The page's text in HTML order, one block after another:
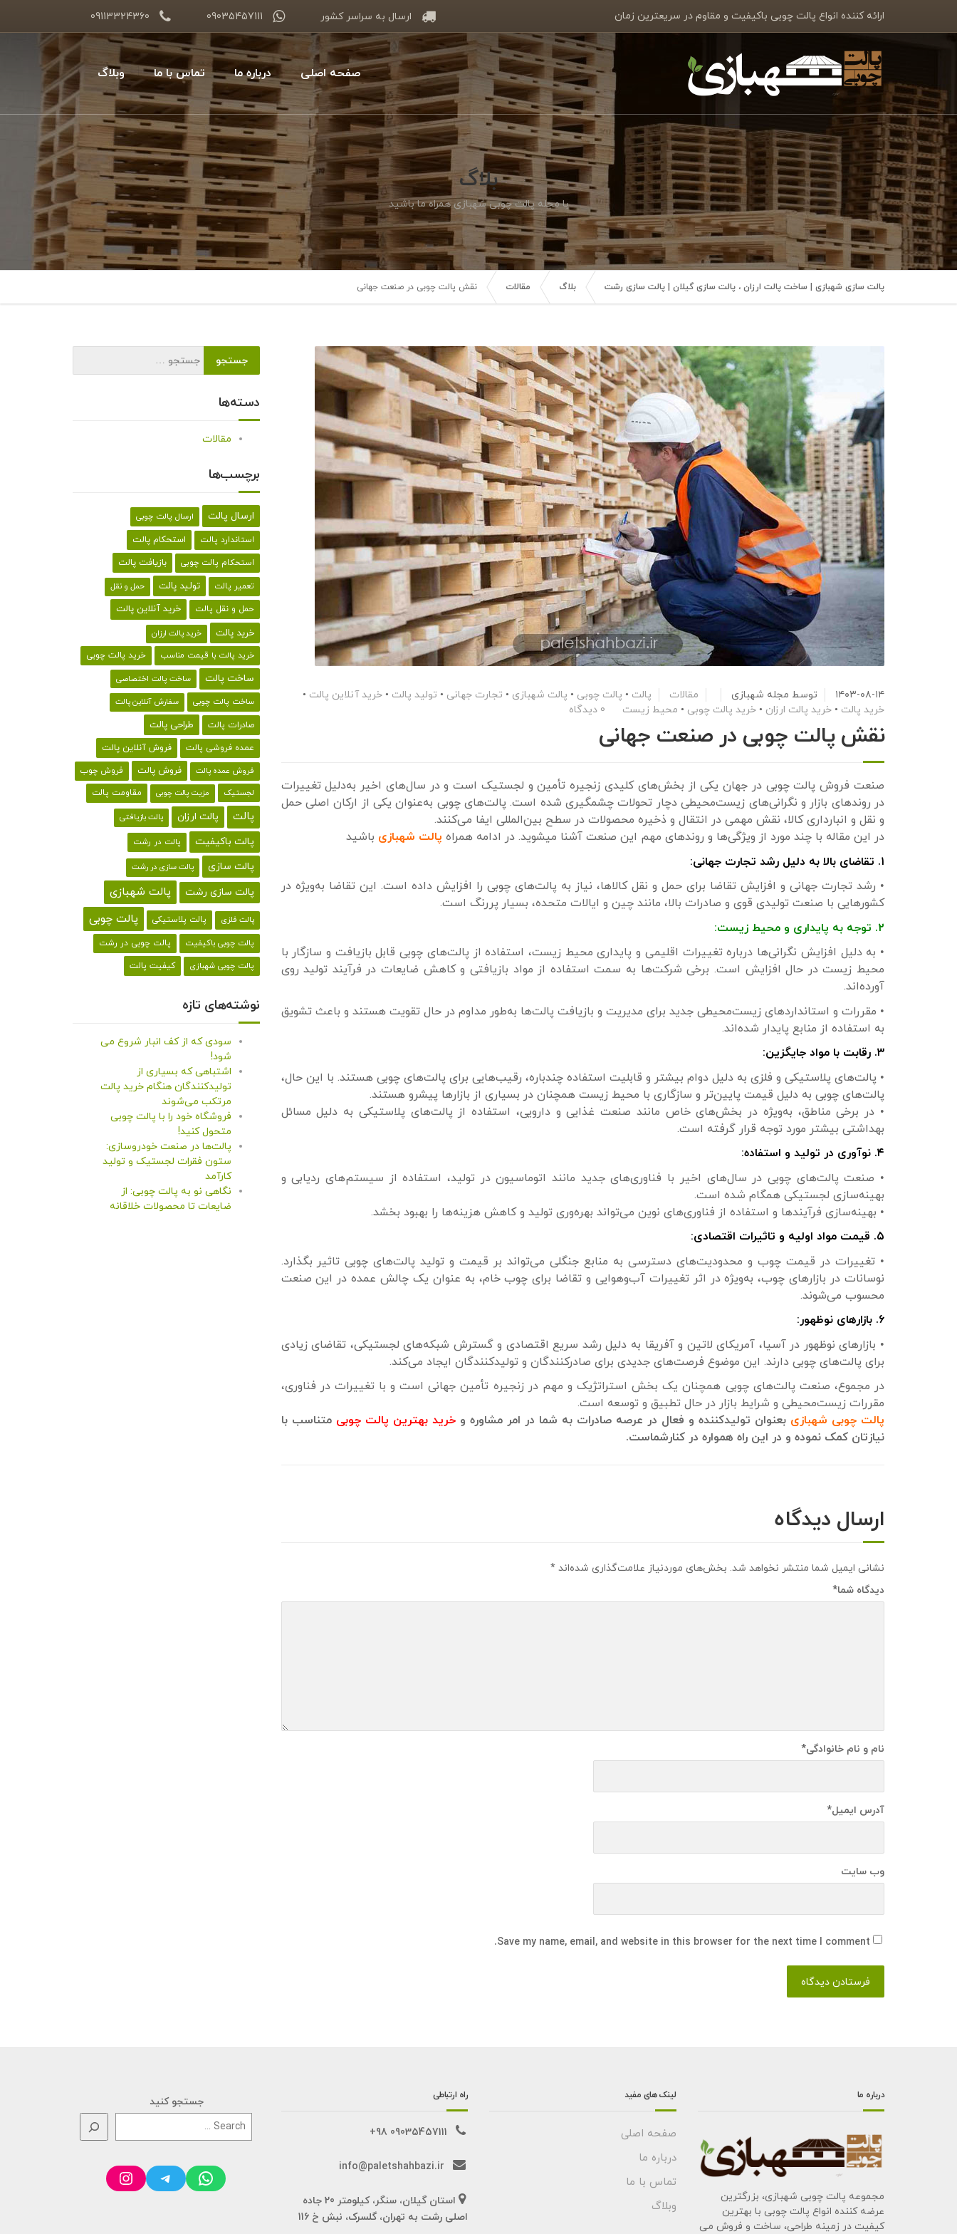
ارائه کننده انواع پالت چوبی باکیفیت و مقاوم در سریعترین زمان ارسال به سراسر کشور 09035457111
09113324360
صفحه اصلی درباره ما تماس با ما وبلاگ
بلاگ
با مجله پالت چوبی شهبازی همراه ما باشید
پالت سازی شهبازی | ساخت پالت ارزان ، پالت سازی گیلان | پالت سازی رشت بلاگ مقالات نقش پالت چوبی در صنعت جهانی
۱۴۰۳-۰۸-۱۴ توسط مجله شهبازی مقالات پالت • پالت چوبی • پالت شهبازی • تجارت جهانی • تولید پالت • خرید آنلاین پالت •
خرید پالت • خرید پالت ارزان • خرید پالت چوبی • محیط زیست 0 دیدگاه
نقش پالت چوبی در صنعت جهانی
صنعت فروش پالت چوبی در جهان یکی از بخش‌های کلیدی زنجیره تأمین و لجستیک است و در سال‌های اخیر به‌دلیل تغییرات
در روندهای بازار و نگرانی‌های زیست‌محیطی دچار تحولات چشمگیری شده است. پالت‌های چوبی به‌عنوان یکی از ارکان اصلی حمل
و نقل و انبارداری کالا، نقش مهمی در انتقال و ذخیره محصولات در سطح بین‌المللی ایفا می‌کنند.
در این مقاله با چند مورد از ویژگی‌ها و روندهای مهم این صنعت آشنا میشوید. در ادامه همراه پالت شهبازی باشید
۱. تقاضای بالا به دلیل رشد تجارت جهانی:
• رشد تجارت جهانی و افزایش تقاضا برای حمل و نقل کالاها، نیاز به پالت‌های چوبی را افزایش داده است. این تقاضا به‌ویژه در
کشورهایی با صنعت تولیدی قوی و صادرات بالا، مانند چین و ایالات متحده، بسیار پررنگ است.
۲. توجه به پایداری و محیط زیست:
• به دلیل افزایش نگرانی‌ها درباره تغییرات اقلیمی و پایداری محیط زیست، استفاده از پالت‌های چوبی قابل بازیافت و سازگار با
محیط زیست در حال افزایش است. برخی شرکت‌ها به سمت استفاده از مواد بازیافتی و کاهش ضایعات در فرآیند تولید روی
آورده‌اند.
• مقررات و استانداردهای زیست‌محیطی جدید برای مدیریت و بازیافت پالت‌ها به‌طور مداوم در حال تقویت هستند و باعث تشویق
به استفاده از منابع پایدار شده‌اند.
۳. رقابت با مواد جایگزین:
• پالت‌های پلاستیکی و فلزی به دلیل دوام بیشتر و قابلیت استفاده چندباره، رقیب‌هایی برای پالت‌های چوبی هستند. با این حال،
پالت‌های چوبی به دلیل قیمت پایین‌تر و سازگاری با محیط زیست همچنان در بسیاری از بازارها پیشرو هستند.
• در برخی مناطق، به‌ویژه در بخش‌های خاص مانند صنعت غذایی و دارویی، استفاده از پالت‌های پلاستیکی به دلیل مسائل
بهداشتی بیشتر مورد توجه قرار گرفته است.
۴. نوآوری در تولید و استفاده:
• صنعت پالت‌های چوبی در سال‌های اخیر با فناوری‌های جدید مانند اتوماسیون در تولید، استفاده از سیستم‌های ردیابی و
بهینه‌سازی لجستیکی همگام شده است.
• بهینه‌سازی فرآیندها و استفاده از فناوری‌های نوین می‌تواند بهره‌وری تولید و کاهش هزینه‌ها را بهبود بخشد.
۵. قیمت مواد اولیه و تاثیرات اقتصادی:
• تغییرات در قیمت چوب و محدودیت‌های دسترسی به منابع جنگلی می‌تواند بر قیمت و تولید پالت‌های چوبی تاثیر بگذارد.
نوسانات در بازارهای چوب، به‌ویژه در اثر تغییرات آب‌وهوایی و تقاضا برای چوب خام، به عنوان یک چالش عمده در این صنعت
محسوب می‌شوند.
۶. بازارهای نوظهور:
• بازارهای نوظهور در آسیا، آمریکای لاتین و آفریقا به دلیل رشد سریع اقتصادی و گسترش شبکه‌های لجستیکی، تقاضای زیادی
برای پالت‌های چوبی دارند. این موضوع فرصت‌های جدیدی برای صادرکنندگان و تولیدکنندگان ایجاد می‌کند.
در مجموع، صنعت پالت‌های چوبی همچنان یک بخش استراتژیک و مهم در زنجیره تأمین جهانی است و با تغییرات در فناوری،
مقررات زیست‌محیطی و شرایط بازار در حال تطبیق و توسعه است.
پالت چوبی شهبازی بعنوان تولیدکننده و فعال در عرصه صادرات به شما در امر مشاوره وخرید بهترین پالت چوبی متناسب با
نیازتان کمک نموده و در این راه همواره در کنارشماست.
ارسال دیدگاه
نشانی ایمیل شما منتشر نخواهد شد. بخش‌های موردنیاز علامت‌گذاری شده‌اند *
دیدگاه شما*
نام و نام خانوادگی*
آدرس ایمیل*
وب سایت
Save my name, email, and website in this browser for the next time I comment.
دسته‌ها
مقالات
برچسب‌ها
ارسال پالت ارسال پالت چوبی
استاندارد پالت استحکام پالت
استحکام پالت چوبی بازیافت پالت
تعمیر پالت تولید پالت حمل و نقل
حمل و نقل پالت خرید آنلاین پالت
خرید پالت خرید پالت ارزان
خرید پالت با قیمت مناسب خرید پالت چوبی
ساخت پالت
ساخت پالت اختصاصی
ساخت پالت چوبی
سفارش آنلاین پالت
صادرات پالت طراحی پالت
عمده فروشی پالت فروش آنلاین پالت
فروش عمده پالت فروش پالت
فروش چوب
لجستیک
مزیت پالت چوبی مقاومت پالت
پالت پالت ارزان پالت بازیافتی
پالت باکیفیت پالت در رشت
پالت سازی پالت سازی در رشت
پالت سازی رشت پالت شهبازی
پالت فلزی پالت پلاستیکی پالت چوبی
پالت چوبی باکیفیت
پالت چوبی در رشت
پالت چوبی شهبازی
کیفیت پالت
نوشته‌های تازه
سودی که از کف انبار شروع می
شود!
اشتباهی که بسیاری از
تولیدکنندگان هنگام خرید پالت
مرتکب می‌شوند
فروشگاه خود را با پالت چوبی
متحول کنید!
پالت‌ها در صنعت خودروسازی:
ستون فقرات لجستیک و تولید
کارآمد
نگاهی نو به پالت چوبی: از
ضایعات تا محصولات خلاقانه
درباره ما
مجموعه پالت چوبی شهبازی، بزرگترین
عرضه کننده انواع پالت چوبی با بهترین
کیفیت در زمینه طراحی، ساخت و فروش می
لینک های مفید
صفحه اصلی
درباره ما
تماس با ما
وبلاگ
راه ارتباطی
09035457111 98+
info@paletshahbazi.ir
استان گیلان، سنگر، کیلومتر 20 جاده
اصلی رشت به تهران، گلسرک، نبش خ 116
جستجو کنید
WhatsApp
Telegram
Instagram